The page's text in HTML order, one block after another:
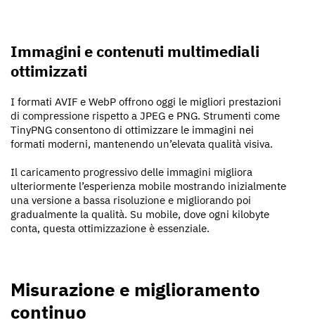
Immagini e contenuti multimediali
ottimizzati
I formati AVIF e WebP offrono oggi le migliori prestazioni
di compressione rispetto a JPEG e PNG. Strumenti come
TinyPNG consentono di ottimizzare le immagini nei
formati moderni, mantenendo un’elevata qualità visiva.
Il caricamento progressivo delle immagini migliora
ulteriormente l’esperienza mobile mostrando inizialmente
una versione a bassa risoluzione e migliorando poi
gradualmente la qualità. Su mobile, dove ogni kilobyte
conta, questa ottimizzazione è essenziale.
Misurazione e miglioramento
continuo